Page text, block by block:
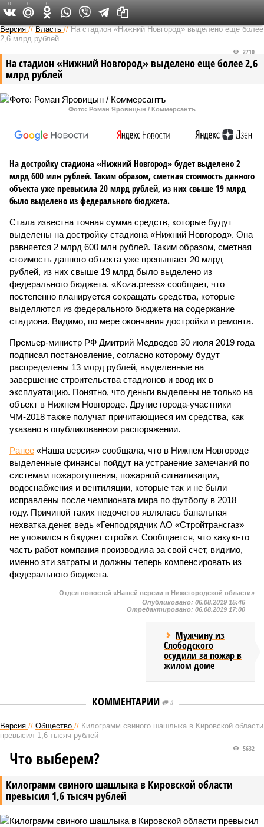
Версия в Кирове
Версия //Власть //На стадион «Нижний Новгород» выделено еще более
2,6 млрд рублей
На стадион «Нижний Новгород» выделено еще более 2,6
млрд рублей
2710
Фото: Роман Яровицын / Коммерсантъ
На достройку стадиона «Нижний Новгород» будет выделено 2
млрд 600 млн рублей. Таким образом, сметная стоимость данного
объекта уже превысила 20 млрд рублей, из них свыше 19 млрд
было выделено из федерального бюджета.
Стала известна точная сумма средств, которые будут
выделены на достройку стадиона «Нижний Новгород». Она
равняется 2 млрд 600 млн рублей. Таким образом, сметная
стоимость данного объекта уже превышает 20 млрд
рублей, из них свыше 19 млрд было выделено из
федерального бюджета. «Koza.press» сообщает, что
постепенно планируется сокращать средства, которые
выделяются из федерального бюджета на содержание
стадиона. Видимо, по мере окончания достройки и ремонта.
Премьер-министр РФ Дмитрий Медведев 30 июля 2019 года
подписал постановление, согласно которому будут
распределены 13 млрд рублей, выделенные на
завершение строительства стадионов и ввод их в
эксплуатацию. Понятно, что деньги выделены не только на
объект в Нижнем Новгороде. Другие города-участники
ЧМ-2018 также получат причитающиеся им средства, как
указано в опубликованном распоряжении.
Ранее «Наша версия» сообщала, что в Нижнем Новгороде
выделенные финансы пойдут на устранение замечаний по
системам пожаротушения, пожарной сигнализации,
водоснабжения и вентиляции, которые так и не были
исправлены после чемпионата мира по футболу в 2018
году. Причиной таких недочетов являлась банальная
нехватка денег, ведь «Генподрядчик АО «Стройтрансгаз»
не уложился в бюджет стройки. Сообщается, что какую-то
часть работ компания производила за свой счет, видимо,
именно эти затраты и должны теперь компенсировать из
федерального бюджета.
0 0 0
Отдел новостей «Нашей версии в Нижегородской области»
Опубликовано: 06.08.2019 15:46
Отредактировано: 06.08.2019 17:00
Мужчину из
Слободского
осудили за пожар в
жилом доме
КОММЕНТАРИИ 0
Версия // Общество // Килограмм свиного шашлыка в Кировской области
превысил 1,6 тысяч рублей
Килограмм свиного шашлыка в Кировской области
превысил 1,6 тысяч рублей
5632
Что выберем?